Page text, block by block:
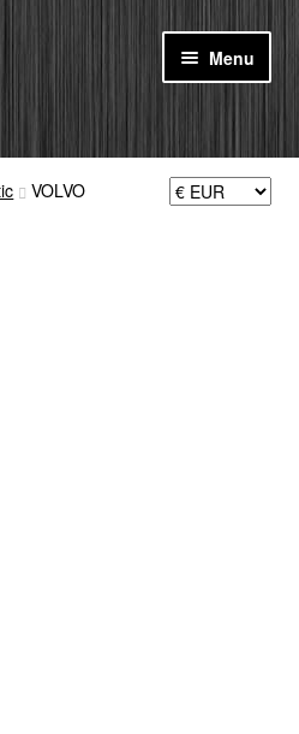
Menu
VOLVO